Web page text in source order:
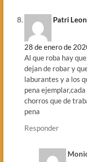
Patri Leon
28 de enero de
Al que roba hay
dejan de robar y
laburantes y a los
pena
chorros que de
pena
Responder